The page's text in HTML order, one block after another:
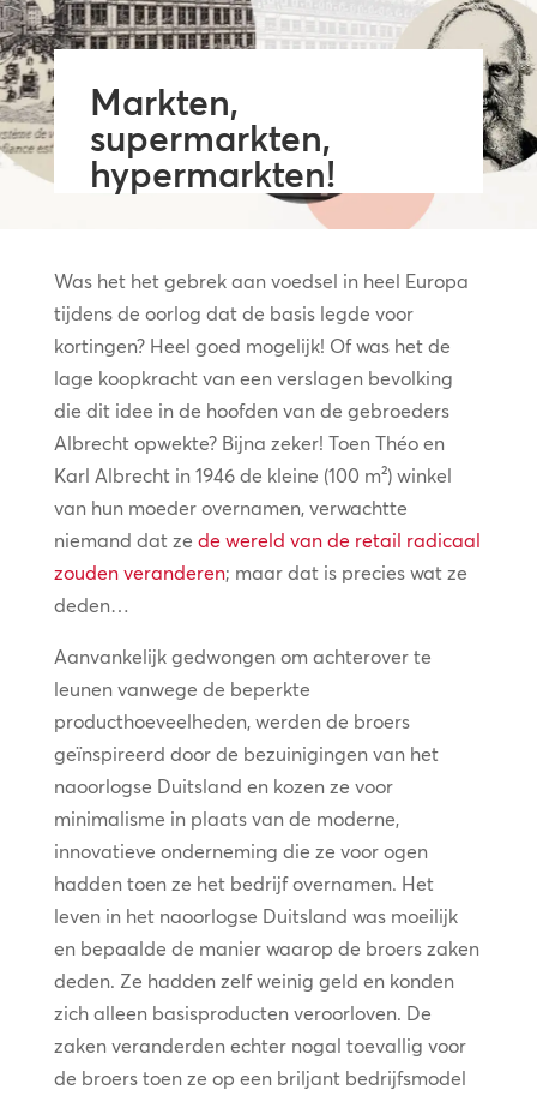
Markten,
supermarkten,
hypermarkten!
Was het het gebrek aan voedsel in heel Europa
tijdens de oorlog dat de basis legde voor
kortingen? Heel goed mogelijk! Of was het de
lage koopkracht van een verslagen bevolking
die dit idee in de hoofden van de gebroeders
Albrecht opwekte? Bijna zeker! Toen Théo en
Karl Albrecht in 1946 de kleine (100 m²) winkel
van hun moeder overnamen, verwachtte
niemand dat ze de wereld van de retail radicaal
zouden veranderen; maar dat is precies wat ze
deden…
Aanvankelijk gedwongen om achterover te
leunen vanwege de beperkte
producthoeveelheden, werden de broers
geïnspireerd door de bezuinigingen van het
naoorlogse Duitsland en kozen ze voor
minimalisme in plaats van de moderne,
innovatieve onderneming die ze voor ogen
hadden toen ze het bedrijf overnamen. Het
leven in het naoorlogse Duitsland was moeilijk
en bepaalde de manier waarop de broers zaken
deden. Ze hadden zelf weinig geld en konden
zich alleen basisproducten veroorloven. De
zaken veranderden echter nogal toevallig voor
de broers toen ze op een briljant bedrijfsmodel